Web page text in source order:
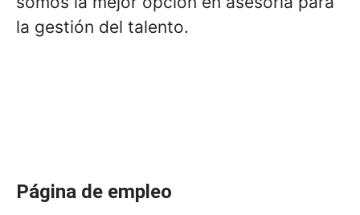
la gestión del talento.
Página de empleo